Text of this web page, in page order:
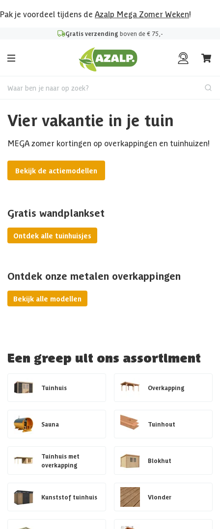
Pak je voordeel tijdens de Azalp Mega Zomer Weken!
Gratis verzending boven de € 75,-
Waar ben je naar op zoek?
Vier vakantie in je tuin
MEGA zomer kortingen op overkappingen en tuinhuizen!
Bekijk de actiemodellen
Gratis wandplankset
Ontdek alle tuinhuisjes
Ontdek onze metalen overkappingen
Bekijk alle modellen
Een greep uit ons assortiment
Tuinhuis Overkapping
Sauna Tuinhout
Tuinhuis met
overkapping
Blokhut
Kunststof tuinhuis Vlonder